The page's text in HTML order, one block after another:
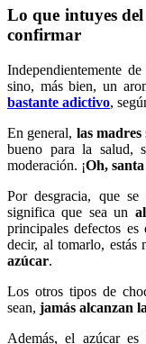
Lo que intuyes
confirmar
Independientemente
sino, más bien, un
bastante adictivo,
En general, las madres
bueno para la salud,
moderación. ¡Oh,
Por desgracia, que
significa que sea un
principales defectos
decir, al tomarlo, estás
azúcar.
Los otros tipos de
sean, jamás alcanzan
Además, el azúcar